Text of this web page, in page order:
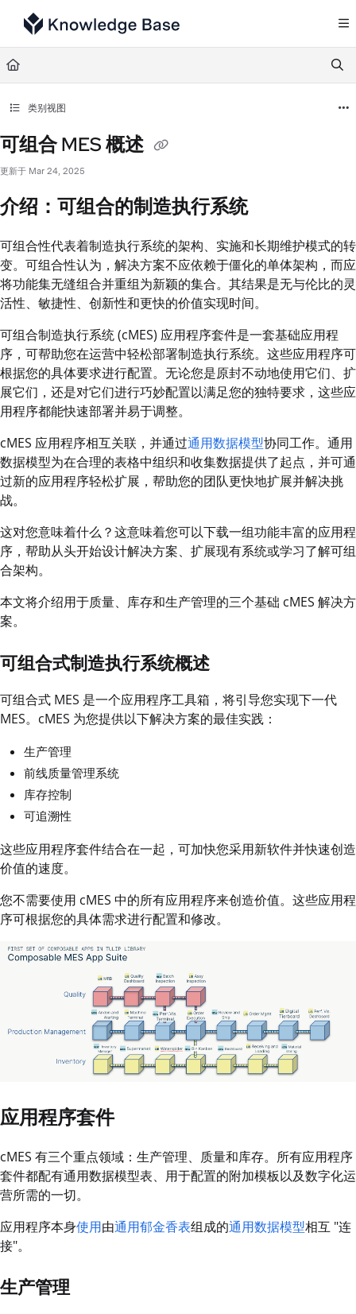
Documentation Index
Fetch the complete documentation index at:
Use this file to discover all available pages before exploring further.
类别视图
可组合 MES 概述
更新于 Mar 24, 2025
介绍：可组合的制造执行系统
可组合性代表着制造执行系统的架构、实施和长期维护模式的转
变。可组合性认为，解决方案不应依赖于僵化的单体架构，而应
将功能集无缝组合并重组为新颖的集合。其结果是无与伦比的灵
活性、敏捷性、创新性和更快的价值实现时间。
可组合制造执行系统 (cMES) 应用程序套件是一套基础应用程
序，可帮助您在运营中轻松部署制造执行系统。这些应用程序可
根据您的具体要求进行配置。无论您是原封不动地使用它们、扩
展它们，还是对它们进行巧妙配置以满足您的独特要求，这些应
用程序都能快速部署并易于调整。
cMES 应用程序相互关联，并通过通用数据模型协同工作。通用
数据模型为在合理的表格中组织和收集数据提供了起点，并可通
过新的应用程序轻松扩展，帮助您的团队更快地扩展并解决挑
战。
这对您意味着什么？这意味着您可以下载一组功能丰富的应用程
序，帮助从头开始设计解决方案、扩展现有系统或学习了解可组
合架构。
本文将介绍用于质量、库存和生产管理的三个基础 cMES 解决方
案。
可组合式制造执行系统概述
可组合式 MES 是一个应用程序工具箱，将引导您实现下一代
MES。cMES 为您提供以下解决方案的最佳实践：
生产管理
前线质量管理系统
库存控制
可追溯性
这些应用程序套件结合在一起，可加快您采用新软件并快速创造
价值的速度。
您不需要使用 cMES 中的所有应用程序来创造价值。这些应用程
序可根据您的具体需求进行配置和修改。
应用程序套件
cMES 有三个重点领域：生产管理、质量和库存。所有应用程序
套件都配有通用数据模型表、用于配置的附加模板以及数字化运
营所需的一切。
应用程序本身使用由通用郁金香表组成的通用数据模型相互 "连
接"。
生产管理